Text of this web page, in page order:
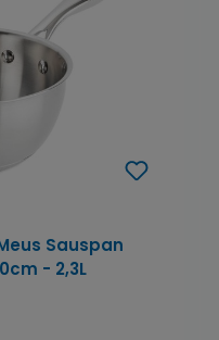
Sauspan
- 2,3L